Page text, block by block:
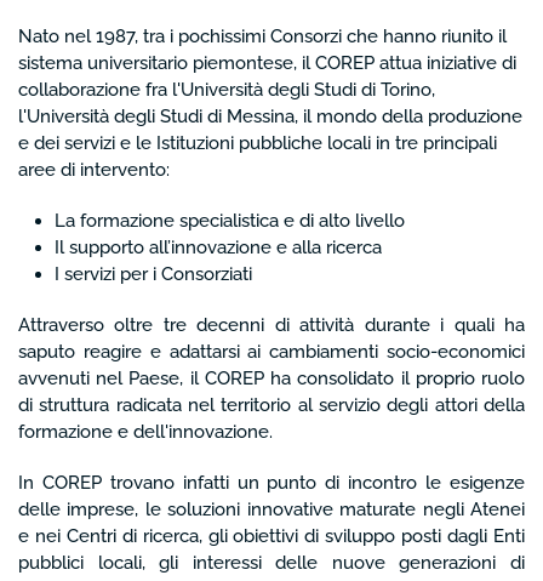
Nato nel 1987, tra i pochissimi Consorzi che hanno riunito il
sistema universitario piemontese, il COREP attua iniziative di
collaborazione fra l'Università degli Studi di Torino,
l'Università degli Studi di Messina, il mondo della produzione
e dei servizi e le Istituzioni pubbliche locali in tre principali
aree di intervento:
La formazione specialistica e di alto livello
Il supporto all’innovazione e alla ricerca
I servizi per i Consorziati
Attraverso oltre tre decenni di attività durante i quali ha
saputo reagire e adattarsi ai cambiamenti socio-economici
avvenuti nel Paese, il COREP ha consolidato il proprio ruolo
di struttura radicata nel territorio al servizio degli attori della
formazione e dell'innovazione.
In COREP trovano infatti un punto di incontro le esigenze
delle imprese, le soluzioni innovative maturate negli Atenei
e nei Centri di ricerca, gli obiettivi di sviluppo posti dagli Enti
pubblici locali, gli interessi delle nuove generazioni di